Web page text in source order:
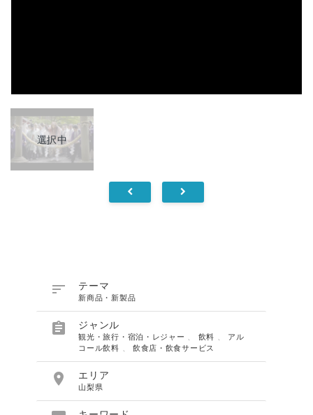
選択中
 テーマ
新商品・新製品
 ジャンル
観光・旅行・宿泊・レジャー 飲料
アル
コール飲料
飲食店・飲食サービス
 エリア
山梨県